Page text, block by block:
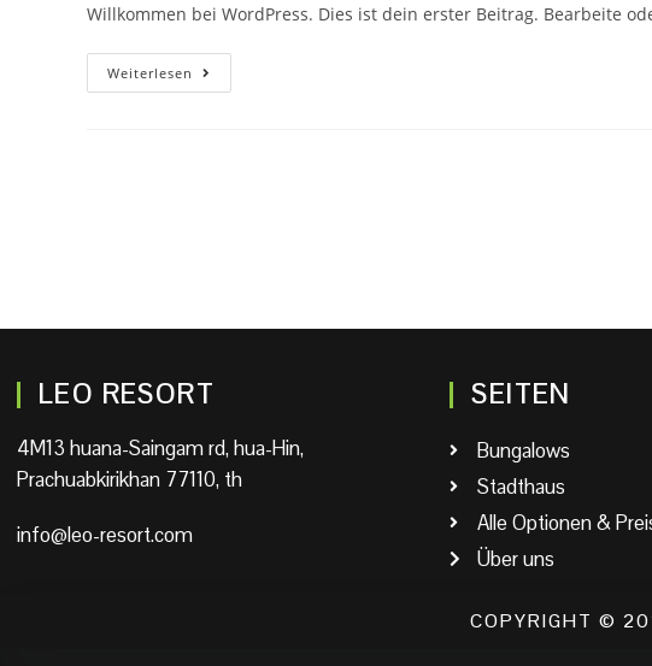
Willkommen bei WordPress. Dies ist dein erster Beitrag. Bearbeite
Weiterlesen
LEO RESORT
4M13 huana-Saingam rd, hua-Hin,
Prachuabkirikhan 77110, th
info@leo-resort.com
SEITEN
Bungalows
Stadthaus
Alle Optionen &
Über uns
COPYRIGHT ©